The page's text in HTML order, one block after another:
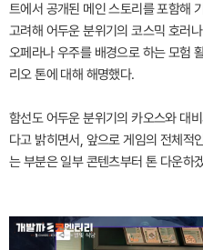
트에서 공개된 메인 스토리를 포함해
고려해 어두운 분위기의 코스믹 호러
오페라나 우주를 배경으로 하는 모험
리오 톤에 대해 해명했다.
함선도 어두운 분위기의 카오스와 대
다고 밝히면서, 앞으로 게임의 전체적
는 부분은 일부 콘텐츠부터 톤 다운하